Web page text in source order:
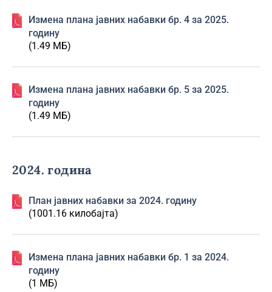
Изменa плана јавних набавки бр. 4 за 2025.
годину
(1.49 МБ)
Изменa плана јавних набавки бр. 5 за 2025.
годину
(1.49 МБ)
2024. година
План јавних набавки за 2024. годину
(1001.16 килобајта)
Изменa плана јавних набавки бр. 1 за 2024.
годину
(1 МБ)